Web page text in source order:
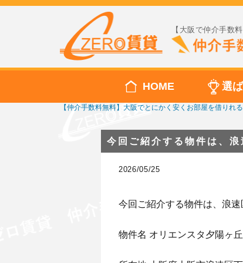
【大阪で仲介手数
HOME 選
【仲介手数料無料】大阪でとにかく安くお部屋を借りれ
今回ご紹介する物件は、浪
2026/05/25
今回ご紹介する物件は、浪速
物件名 オリエンスタ夕陽ヶ丘